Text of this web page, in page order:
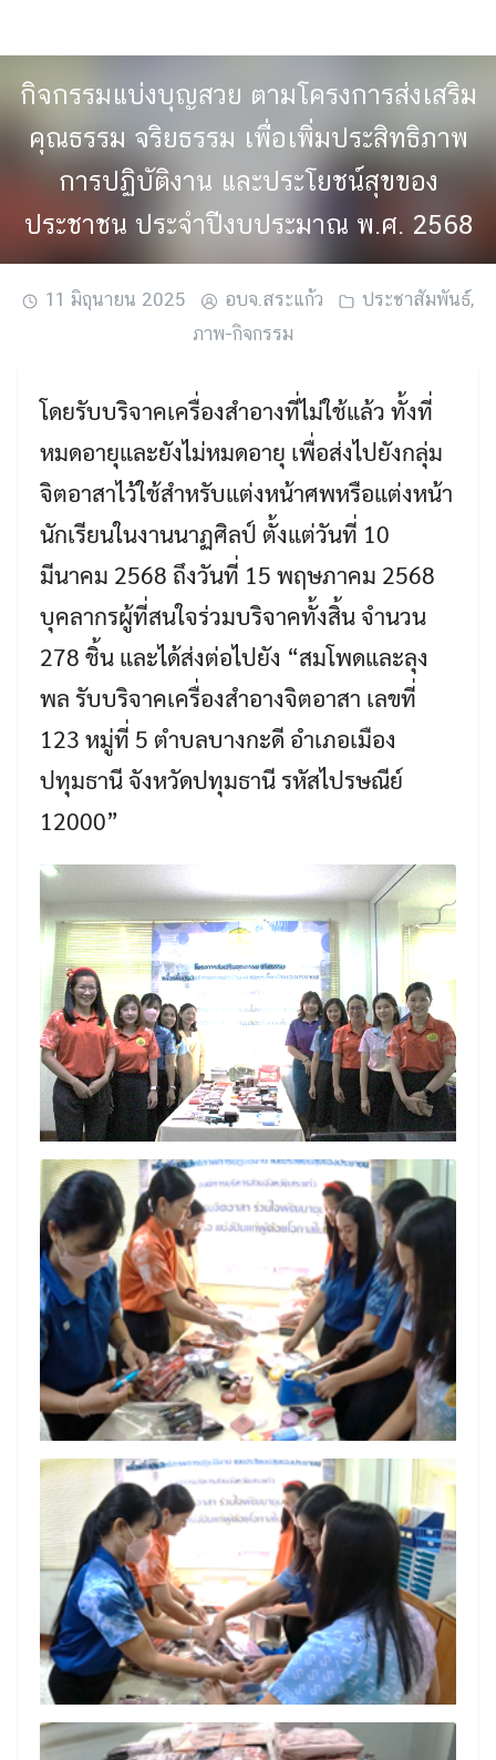
กิจกรรมแบ่งบุญสวย ตามโครงการส่งเสริม
คุณธรรม จริยธรรม เพื่อเพิ่มประสิทธิภาพ
การปฏิบัติงาน และประโยชน์สุขของ
ประชาชน ประจำปีงบประมาณ พ.ศ. 2568
11 มิถุนายน 2025 อบจ.สระแก้ว ประชาสัมพันธ์,
ภาพ-กิจกรรม
โดยรับบริจาคเครื่องสำอางที่ไม่ใช้แล้ว ทั้งที่
หมดอายุและยังไม่หมดอายุ เพื่อส่งไปยังกลุ่ม
จิตอาสาไว้ใช้สำหรับแต่งหน้าศพหรือแต่งหน้า
นักเรียนในงานนาฏศิลป์ ตั้งแต่วันที่ 10
มีนาคม 2568 ถึงวันที่ 15 พฤษภาคม 2568
บุคลากรผู้ที่สนใจร่วมบริจาคทั้งสิ้น จำนวน
278 ชิ้น และได้ส่งต่อไปยัง “สมโพดและลุง
พล รับบริจาคเครื่องสำอางจิตอาสา เลขที่
123 หมู่ที่ 5 ตำบลบางกะดี อำเภอเมือง
ปทุมธานี จังหวัดปทุมธานี รหัสไปรษณีย์
12000”